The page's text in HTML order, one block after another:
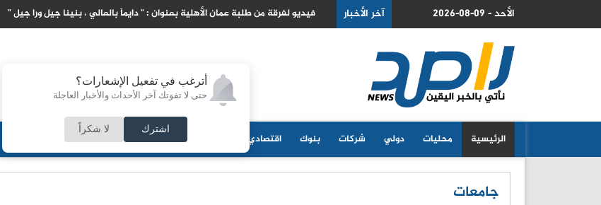
أترغب في تفعيل الإشعارات؟
حتى لا تفوتك آخر الأحداث والأخبار العاجلة
اشترك لا شكراً
2026-08-09 - الأحد آخر الأخبار اتفاق الدفاع المشترك مع السعودية وباكستان فيديو لفرقة من طلبة عمان الأهلية بعنوان : " دايماً بالعالي ، بنينا جيل ورا جيل "
الرئيسية محليات دولي شركات بنوك اقتصادي منوعات ثقافة مجلس الأمة
جامعات